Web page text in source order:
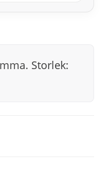
Storlek: